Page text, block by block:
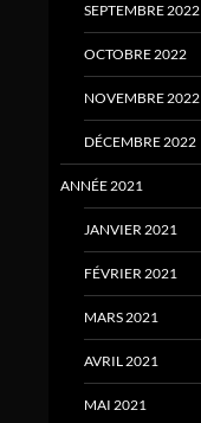
SEPTEMBRE 2022
OCTOBRE 2022
NOVEMBRE 2022
DÉCEMBRE 2022
ANNÉE 2021
JANVIER 2021
FÉVRIER 2021
MARS 2021
AVRIL 2021
MAI 2021